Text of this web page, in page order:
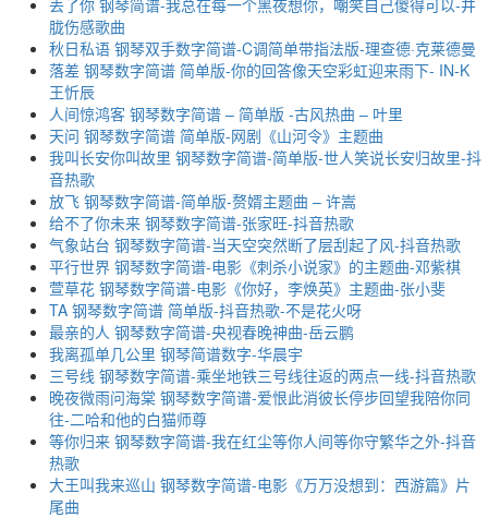
胧伤感歌曲
秋日私语 钢琴双手数字简谱-C调简单带指法版-理查德·克莱德曼
落差 钢琴数字简谱 简单版-你的回答像天空彩虹迎来雨下- IN-K
王忻辰
人间惊鸿客 钢琴数字简谱 – 简单版 -古风热曲 – 叶里
天问 钢琴数字简谱 简单版-网剧《山河令》主题曲
我叫长安你叫故里 钢琴数字简谱-简单版-世人笑说长安归故里-抖
音热歌
放飞 钢琴数字简谱-简单版-赘婿主题曲 – 许嵩
给不了你未来 钢琴数字简谱-张家旺-抖音热歌
气象站台 钢琴数字简谱-当天空突然断了层刮起了风-抖音热歌
平行世界 钢琴数字简谱-电影《刺杀小说家》的主题曲-邓紫棋
萱草花 钢琴数字简谱-电影《你好，李焕英》主题曲-张小斐
TA 钢琴数字简谱 简单版-抖音热歌-不是花火呀
最亲的人 钢琴数字简谱-央视春晚神曲-岳云鹏
我离孤单几公里 钢琴简谱数字-华晨宇
三号线 钢琴数字简谱-乘坐地铁三号线往返的两点一线-抖音热歌
晚夜微雨问海棠 钢琴数字简谱-爱恨此消彼长停步回望我陪你同
往-二哈和他的白猫师尊
等你归来 钢琴数字简谱-我在红尘等你人间等你守繁华之外-抖音
热歌
大王叫我来巡山 钢琴数字简谱-电影《万万没想到：西游篇》片
尾曲